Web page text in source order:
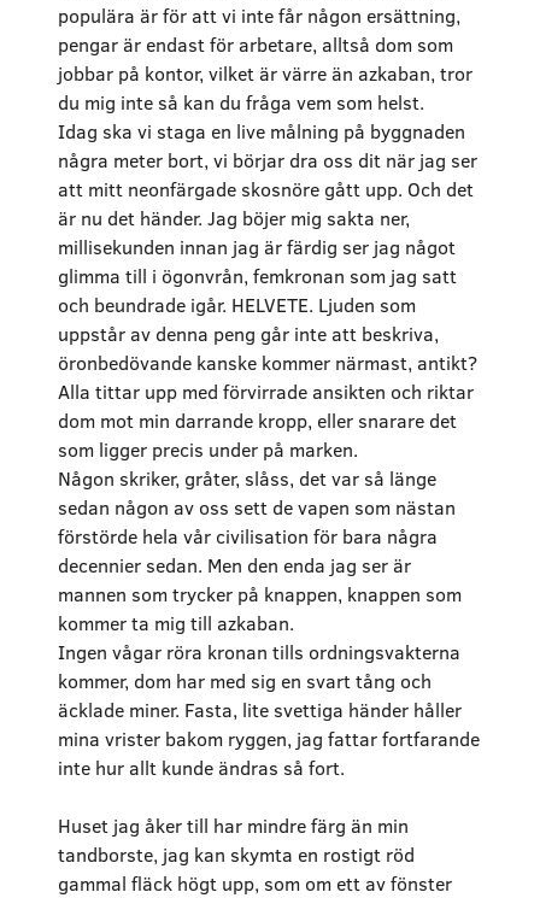
populära är för att vi inte får någon ersättning,
pengar är endast för arbetare, alltså dom som
jobbar på kontor, vilket är värre än azkaban, tror
du mig inte så kan du fråga vem som helst.
Idag ska vi staga en live målning på byggnaden
några meter bort, vi börjar dra oss dit när jag ser
att mitt neonfärgade skosnöre gått upp. Och det
är nu det händer. Jag böjer mig sakta ner,
millisekunden innan jag är färdig ser jag något
glimma till i ögonvrån, femkronan som jag satt
och beundrade igår. HELVETE. Ljuden som
uppstår av denna peng går inte att beskriva,
öronbedövande kanske kommer närmast, antikt?
Alla tittar upp med förvirrade ansikten och riktar
dom mot min darrande kropp, eller snarare det
som ligger precis under på marken.
Någon skriker, gråter, slåss, det var så länge
sedan någon av oss sett de vapen som nästan
förstörde hela vår civilisation för bara några
decennier sedan. Men den enda jag ser är
mannen som trycker på knappen, knappen som
kommer ta mig till azkaban.
Ingen vågar röra kronan tills ordningsvakterna
kommer, dom har med sig en svart tång och
äcklade miner. Fasta, lite svettiga händer håller
mina vrister bakom ryggen, jag fattar fortfarande
inte hur allt kunde ändras så fort.
Huset jag åker till har mindre färg än min
tandborste, jag kan skymta en rostigt röd
gammal fläck högt upp, som om ett av fönster